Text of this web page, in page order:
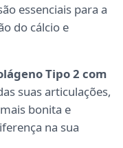
essenciais para a
do cálcio e
Tipo 2 com
suas articulações,
bonita e
na sua